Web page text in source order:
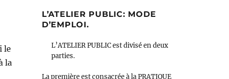
le
la
L’ATELIER PUBLIC: MODE
D’EMPLOI.
L’ATELIER PUBLIC est divisé en deux
parties.
La première est consacrée à la PRATIQUE